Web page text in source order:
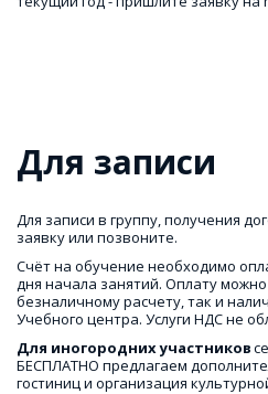
Для записи
Для записи в группу, получения
заявку или позвоните.
Счёт на обучение необходимо
дня начала занятий. Оплату
безналичному расчету, так и
Учебного центра. Услуги НДС не
Для иногородних участников
БЕСПЛАТНО предлагаем
гостиниц и организация